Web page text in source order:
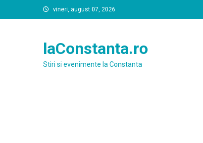
to
vineri, august 07, 2026
laConstanta.ro
Stiri si evenimente la Constanta